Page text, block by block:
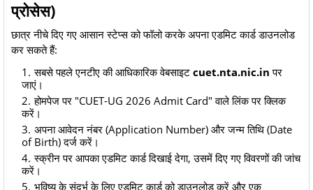
प्रोसेस)
​छात्र नीचे दिए गए आसान स्टेप्स को फॉलो करके अपना एडमिट कार्ड डाउनलोड
कर सकते हैं:
​सबसे पहले एनटीए की आधिकारिक वेबसाइट cuet.nta.nic.in पर
जाएं।
​होमपेज पर "CUET-UG 2026 Admit Card" वाले लिंक पर क्लिक
करें।
​अपना आवेदन नंबर (Application Number) और जन्म तिथि (Date
of Birth) दर्ज करें।
​स्क्रीन पर आपका एडमिट कार्ड दिखाई देगा, उसमें दिए गए विवरणों की जांच
करें।
​भविष्य के संदर्भ के लिए एडमिट कार्ड को डाउनलोड करें और एक